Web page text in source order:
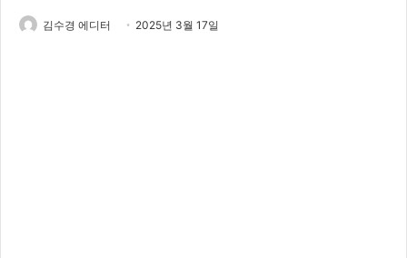
김수경 에디터 2025년 3월 17일